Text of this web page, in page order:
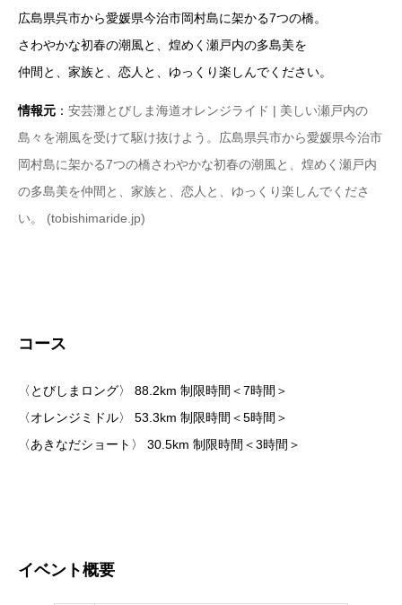
広島県呉市から愛媛県今治市岡村島に架かる7つの橋。
さわやかな初春の潮風と、煌めく瀬戸内の多島美を
仲間と、家族と、恋人と、ゆっくり楽しんでください。
情報元 ： 安芸灘とびしま海道オレンジライド | 美しい瀬戸内の
島々を潮風を受けて駆け抜けよう。広島県呉市から愛媛県今治市
岡村島に架かる7つの橋さわやかな初春の潮風と、煌めく瀬戸内
の多島美を仲間と、家族と、恋人と、ゆっくり楽しんでくださ
い。 (tobishimaride.jp)
コース
〈とびしまロング〉 88.2km 制限時間＜7時間＞
〈オレンジミドル〉 53.3km 制限時間＜5時間＞
〈あきなだショート〉 30.5km 制限時間＜3時間＞
イベント概要